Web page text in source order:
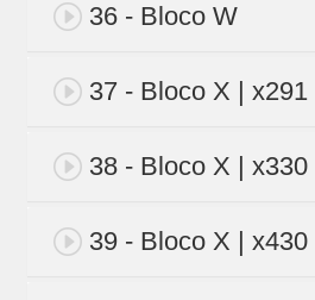
36 - Bloco W
37 - Bloco X | x291
38 - Bloco X | x330
39 - Bloco X | x430